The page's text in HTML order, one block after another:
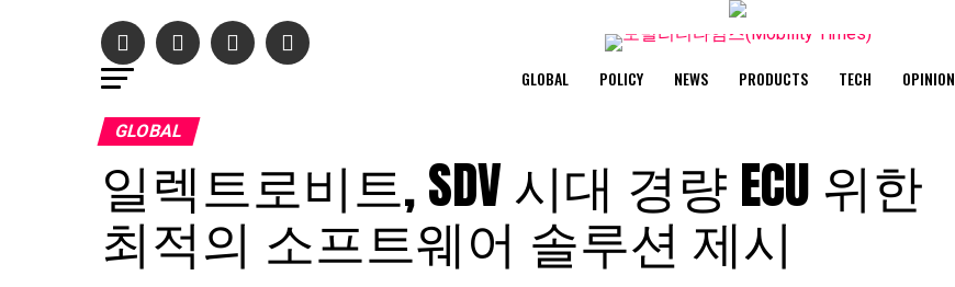
GLOBAL POLICY NEWS PRODUCTS TECH OPINION
GLOBAL
일렉트로비트, SDV 시대 경량 ECU 위한
최적의 소프트웨어 솔루션 제시